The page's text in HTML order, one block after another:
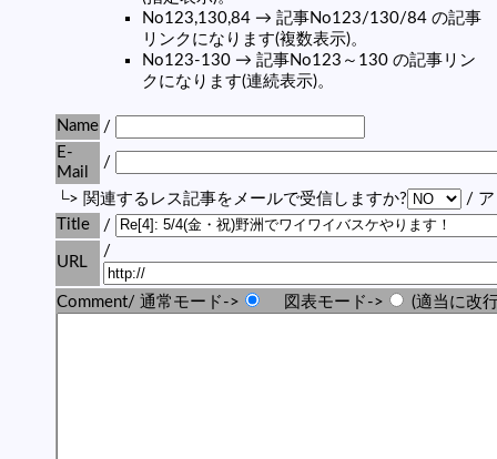
No123,130,84 → 記事No123/130/84 の記事
リンクになります(複数表示)。
No123-130 → 記事No123～130 の記事リン
クになります(連続表示)。
Name /
E-
Mail
/
└> 関連するレス記事をメールで受信しますか?
/ ア
Title
/
URL
/
Comment/ 通常モード-> 図表モード-> (適当に改